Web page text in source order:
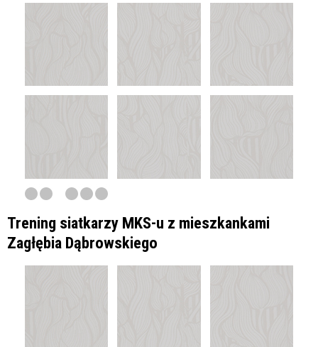
Trening siatkarzy MKS-u z mieszkankami
Zagłębia Dąbrowskiego